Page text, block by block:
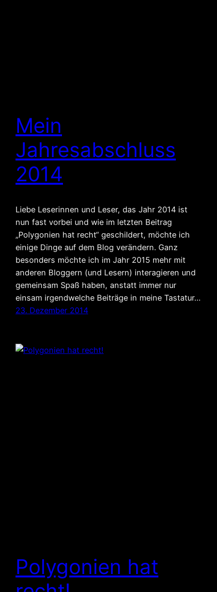
Mein
Jahresabschluss
2014
Liebe Leserinnen und Leser, das Jahr 2014 ist
nun fast vorbei und wie im letzten Beitrag
„Polygonien hat recht“ geschildert, möchte ich
einige Dinge auf dem Blog verändern. Ganz
besonders möchte ich im Jahr 2015 mehr mit
anderen Bloggern (und Lesern) interagieren und
gemeinsam Spaß haben, anstatt immer nur
einsam irgendwelche Beiträge in meine Tastatur…
23. Dezember 2014
Polygonien hat